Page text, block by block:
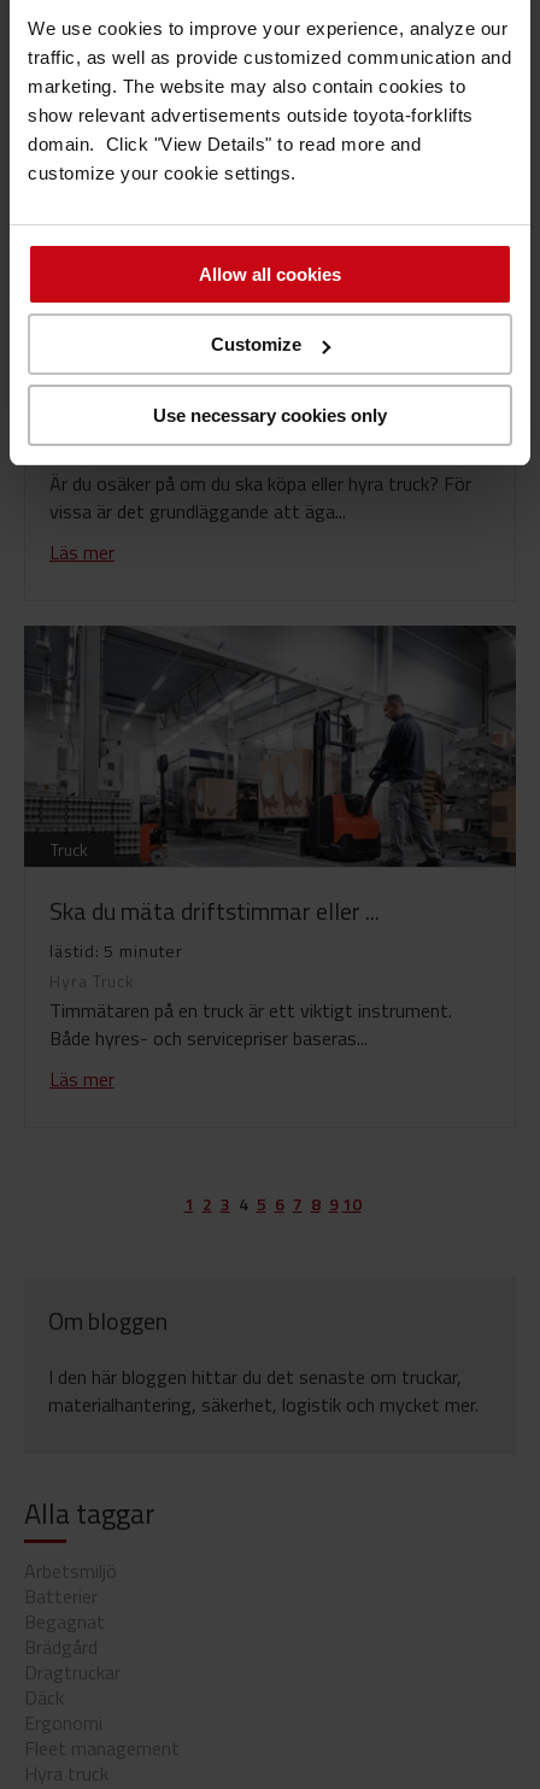
We use cookies to improve your experience, analyze our
traffic, as well as provide customized communication and
marketing. The website may also contain cookies to
show relevant advertisements outside toyota-forklifts
domain. Click "View Details" to read more and
customize your cookie settings.
Allow all cookies
Customize
Use necessary cookies only
Läs mer
Truck
Köpa eller hyra truck?
lästid: 7 minuter
Hyra Truck
Är du osäker på om du ska köpa eller hyra truck? För
vissa är det grundläggande att äga...
Läs mer
Truck
Ska du mäta driftstimmar eller ...
lästid: 5 minuter
Hyra Truck
Timmätaren på en truck är ett viktigt instrument.
Både hyres- och servicepriser baseras...
Läs mer
1 2 3 4 5 6 7 8 9 10
Om bloggen
I den här bloggen hittar du det senaste om truckar,
materialhantering, säkerhet, logistik och mycket mer.
Alla taggar
Arbetsmiljö
Batterier
Begagnat
Brädgård
Dragtruckar
Däck
Ergonomi
Fleet management
Hyra truck